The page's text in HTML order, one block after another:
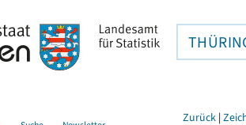
Zurück |